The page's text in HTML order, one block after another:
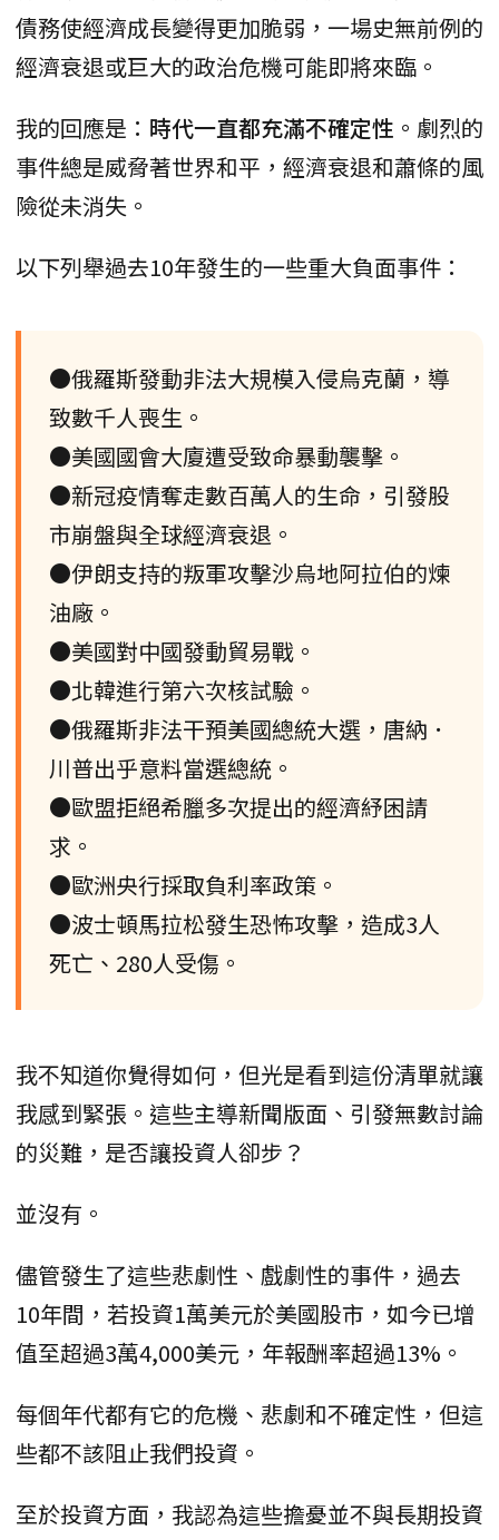
債務使經濟成長變得更加脆弱，一場史無前例的
經濟衰退或巨大的政治危機可能即將來臨。
我的回應是： 時代一直都充滿不確定性 。劇烈的
事件總是威脅著世界和平，經濟衰退和蕭條的風
險從未消失。
以下列舉過去10年發生的一些重大負面事件：
●俄羅斯發動非法大規模入侵烏克蘭，導
致數千人喪生。
●美國國會大廈遭受致命暴動襲擊。
●新冠疫情奪走數百萬人的生命，引發股
市崩盤與全球經濟衰退。
●伊朗支持的叛軍攻擊沙烏地阿拉伯的煉
油廠。
●美國對中國發動貿易戰。
●北韓進行第六次核試驗。
●俄羅斯非法干預美國總統大選，唐納．
川普出乎意料當選總統。
●歐盟拒絕希臘多次提出的經濟紓困請
求。
●歐洲央行採取負利率政策。
●波士頓馬拉松發生恐怖攻擊，造成3人
死亡、280人受傷。
我不知道你覺得如何，但光是看到這份清單就讓
我感到緊張。這些主導新聞版面、引發無數討論
的災難，是否讓投資人卻步？
並沒有。
儘管發生了這些悲劇性、戲劇性的事件，過去
10年間，若投資1萬美元於美國股市，如今已增
值至超過3萬4,000美元，年報酬率超過13%。
每個年代都有它的危機、悲劇和不確定性，但這
些都不該阻止我們投資。
至於投資方面，我認為這些擔憂並不與長期投資